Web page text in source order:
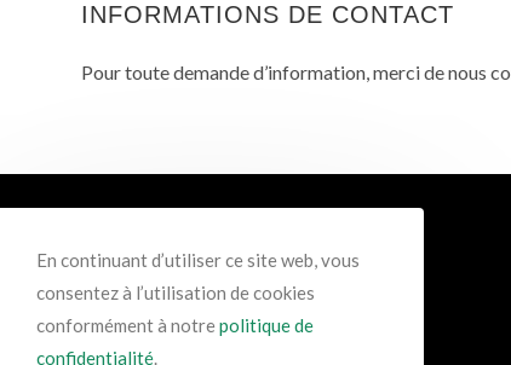
INFORMATIONS DE CONTACT
Pour toute demande d’information, merci de nous
En continuant d’utiliser ce site web, vous
consentez à l’utilisation de cookies
conformément à notrepolitique de
confidentialité.